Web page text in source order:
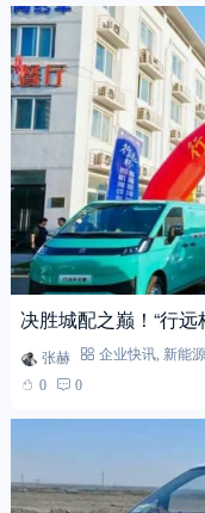
决胜城配之巅！“行
幕，星享V7E助力司
张赫 企业快讯, 新能源
0
0